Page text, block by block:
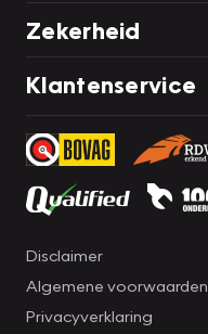
Zekerheid
Klantenservice
Disclaimer
Algemene voorwaarden
Privacyverklaring